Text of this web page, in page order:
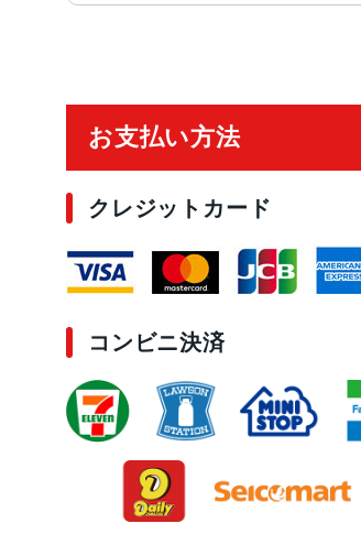
お支払い方法
クレジットカード
コンビニ決済